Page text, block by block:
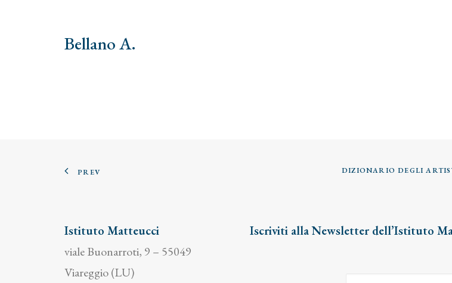
Bellano A.
PREV DIZIONARIO DEGLI
Istituto Matteucci
viale Buonarroti, 9 – 55049
Viareggio (LU)
Iscriviti alla Newsletter dell’Istituto